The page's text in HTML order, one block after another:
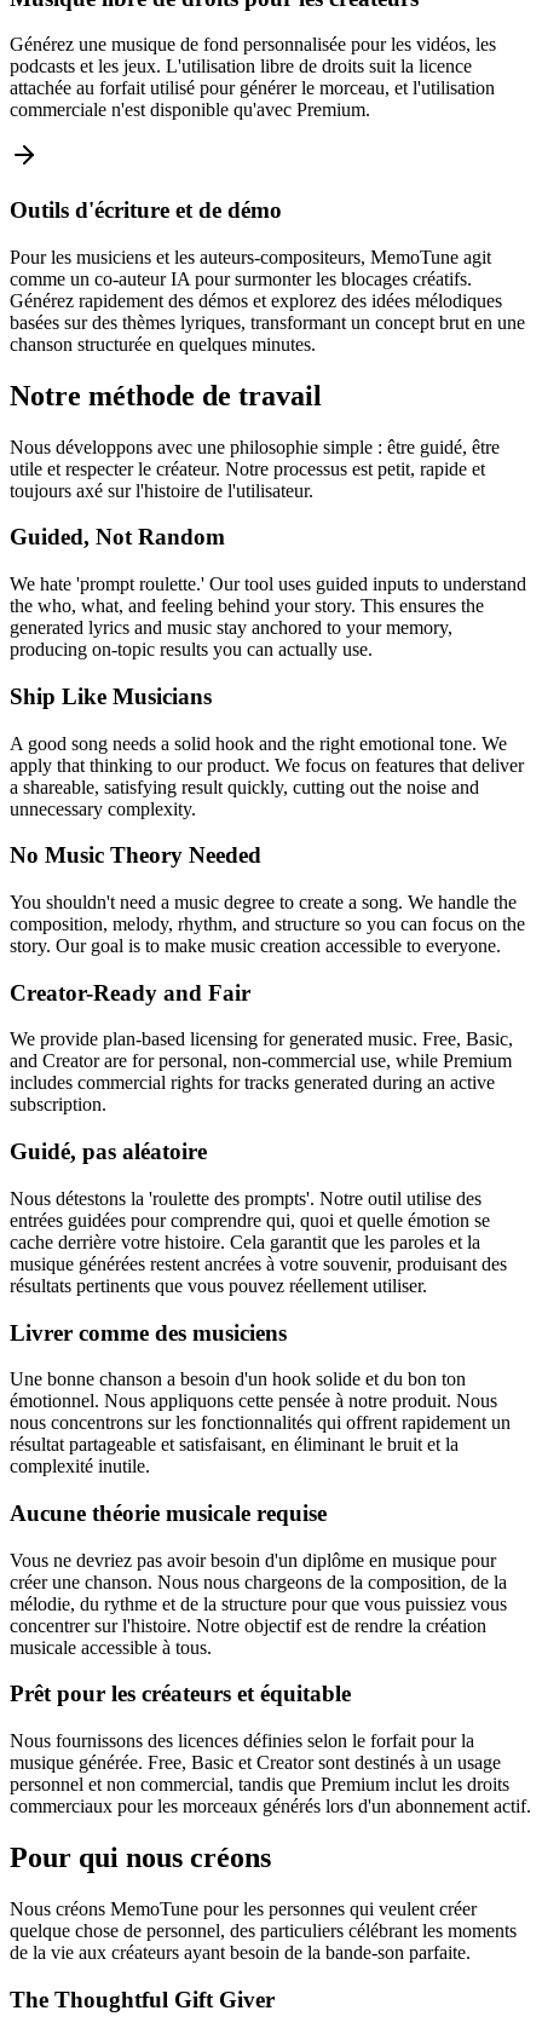
Générez une musique de fond personnalisée pour les vidéos, les
podcasts et les jeux. L'utilisation libre de droits suit la licence
attachée au forfait utilisé pour générer le morceau, et l'utilisation
commerciale n'est disponible qu'avec Premium.
Outils d'écriture et de démo
Pour les musiciens et les auteurs-compositeurs, MemoTune agit
comme un co-auteur IA pour surmonter les blocages créatifs.
Générez rapidement des démos et explorez des idées mélodiques
basées sur des thèmes lyriques, transformant un concept brut en une
chanson structurée en quelques minutes.
Notre méthode de travail
Nous développons avec une philosophie simple : être guidé, être
utile et respecter le créateur. Notre processus est petit, rapide et
toujours axé sur l'histoire de l'utilisateur.
Guided, Not Random
We hate 'prompt roulette.' Our tool uses guided inputs to understand
the who, what, and feeling behind your story. This ensures the
generated lyrics and music stay anchored to your memory,
producing on-topic results you can actually use.
Ship Like Musicians
A good song needs a solid hook and the right emotional tone. We
apply that thinking to our product. We focus on features that deliver
a shareable, satisfying result quickly, cutting out the noise and
unnecessary complexity.
No Music Theory Needed
You shouldn't need a music degree to create a song. We handle the
composition, melody, rhythm, and structure so you can focus on the
story. Our goal is to make music creation accessible to everyone.
Creator-Ready and Fair
We provide plan-based licensing for generated music. Free, Basic,
and Creator are for personal, non-commercial use, while Premium
includes commercial rights for tracks generated during an active
subscription.
Guidé, pas aléatoire
Nous détestons la 'roulette des prompts'. Notre outil utilise des
entrées guidées pour comprendre qui, quoi et quelle émotion se
cache derrière votre histoire. Cela garantit que les paroles et la
musique générées restent ancrées à votre souvenir, produisant des
résultats pertinents que vous pouvez réellement utiliser.
Livrer comme des musiciens
Une bonne chanson a besoin d'un hook solide et du bon ton
émotionnel. Nous appliquons cette pensée à notre produit. Nous
nous concentrons sur les fonctionnalités qui offrent rapidement un
résultat partageable et satisfaisant, en éliminant le bruit et la
complexité inutile.
Aucune théorie musicale requise
Vous ne devriez pas avoir besoin d'un diplôme en musique pour
créer une chanson. Nous nous chargeons de la composition, de la
mélodie, du rythme et de la structure pour que vous puissiez vous
concentrer sur l'histoire. Notre objectif est de rendre la création
musicale accessible à tous.
Prêt pour les créateurs et équitable
Nous fournissons des licences définies selon le forfait pour la
musique générée. Free, Basic et Creator sont destinés à un usage
personnel et non commercial, tandis que Premium inclut les droits
commerciaux pour les morceaux générés lors d'un abonnement actif.
Pour qui nous créons
Nous créons MemoTune pour les personnes qui veulent créer
quelque chose de personnel, des particuliers célébrant les moments
de la vie aux créateurs ayant besoin de la bande-son parfaite.
The Thoughtful Gift Giver